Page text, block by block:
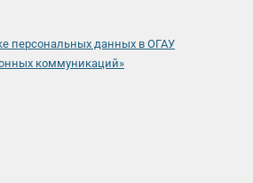
персональных данных в ОГАУ
коммуникаций»